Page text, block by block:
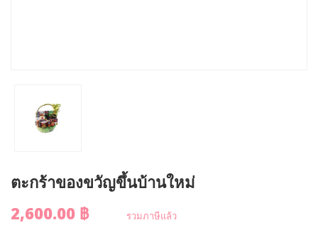
ตะกร้าของขวัญขึ้นบ้านใหม่
2,600.00 ฿
รวมภาษีแล้ว